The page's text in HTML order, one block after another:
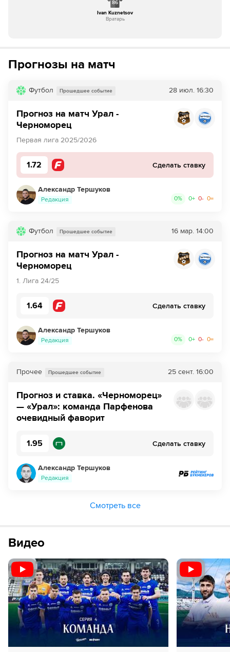
86
Ivan Kuznetsov
Вратарь
Прогнозы на матч
Футбол Прошедшее событие 28 июл. 16:30
Прогноз на матч Урал -
Черноморец
Первая лига 2025/2026
1.72 Сделать ставку
Александр Тершуков
Редакция 0% 0+ 0- 0=
Футбол Прошедшее событие 16 мар. 14:00
Прогноз на матч Урал -
Черноморец
1. Лига 24/25
1.64 Сделать ставку
Александр Тершуков
Редакция 0% 0+ 0- 0=
Прочее Прошедшее событие 25 сент. 16:00
Прогноз и ставка. «Черноморец»
— «Урал»: команда Парфенова
очевидный фаворит
1.95 Сделать ставку
Александр Тершуков
Редакция
Смотреть все
Видео